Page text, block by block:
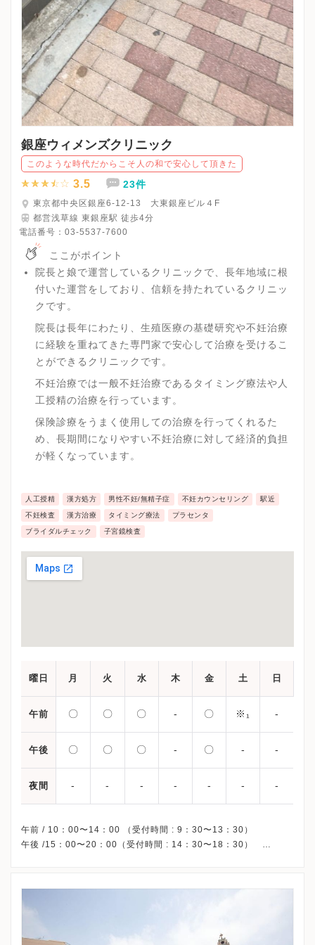
銀座ウィメンズクリニック
このような時代だからこそ人の和で安心して頂きた
3.5 23件
東京都中央区銀座6-12-13 大東銀座ビル４F
都営浅草線 東銀座駅 徒歩4分
電話番号： 03-5537-7600
ここがポイント
院長と娘で運営しているクリニックで、長年地域に根
付いた運営をしており、信頼を持たれているクリニッ
クです。
院長は長年にわたり、生殖医療の基礎研究や不妊治療
に経験を重ねてきた専門家で安心して治療を受けるこ
とができるクリニックです。
不妊治療では一般不妊治療であるタイミング療法や人
工授精の治療を行っています。
保険診療をうまく使用しての治療を行ってくれるた
め、長期間になりやすい不妊治療に対して経済的負担
が軽くなっています。
人工授精 漢方処方 男性不妊/無精子症 不妊カウンセリング 駅近
不妊検査 漢方治療 タイミング療法 プラセンタ
ブライダルチェック 子宮鏡検査
曜日 月 火 水 木 金 土 日
午前 〇 〇 〇 - 〇 ※₁ -
午後 〇 〇 〇 - 〇 - -
夜間 - - - - - - -
午前 / 10：00〜14：00 （受付時間 : 9：30〜13：30）
午後 /15：00〜20：00（受付時間 : 14：30〜18：30）
その他休診日/ 不明
予約/ 不要（平日午後と土曜日はWebでの順番取りが可能です。）